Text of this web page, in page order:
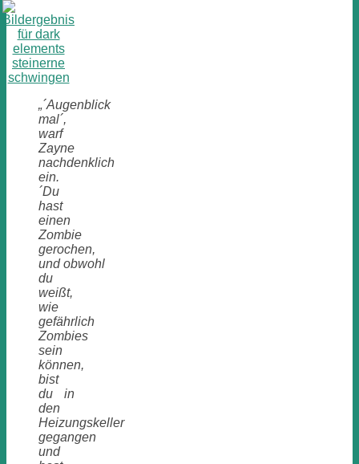
„´Augenblick
mal´,
warf
Zayne
nachdenklich
ein.
´Du
hast
einen
Zombie
gerochen,
undobwohl
du
weißt,
wie
gefährlich
Zombies
sein
können,
bist
du in
den
Heizungskeller
gegangen
und